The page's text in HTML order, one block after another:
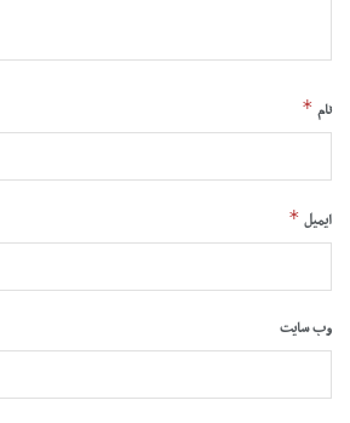
نام *
ایمیل *
وب‌ سایت